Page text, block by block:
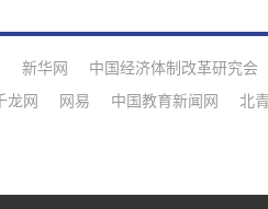
新华网 中国经济体制改革研究会
龙网 网易 中国教育新闻网 北